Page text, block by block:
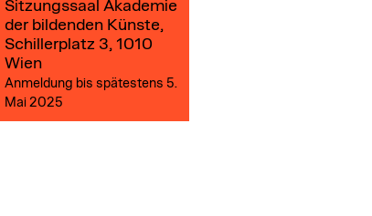
Sitzungssaal Akademie
der bildenden Künste,
Schillerplatz 3, 1010
Wien
Anmeldung bis spätestens 5.
Mai 2025